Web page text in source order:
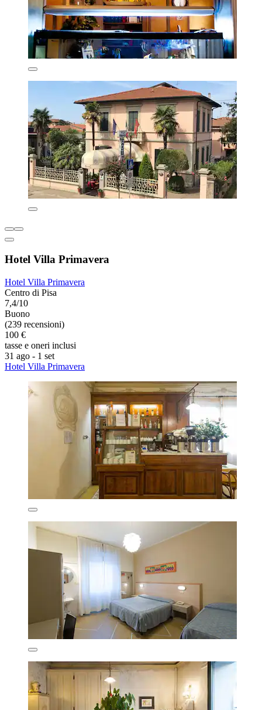
Hotel Villa Primavera
Hotel Villa Primavera
Centro di Pisa
7,4/10
Buono
(239 recensioni)
100 €
tasse e oneri inclusi
31 ago - 1 set
Hotel Villa Primavera